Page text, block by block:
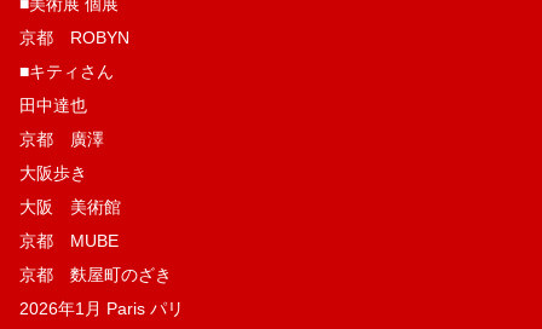
京都 ROBYN
■キティさん
田中達也
京都 廣澤
大阪歩き
大阪 美術館
京都 MUBE
京都 麩屋町のざき
2026年1月 Paris パリ